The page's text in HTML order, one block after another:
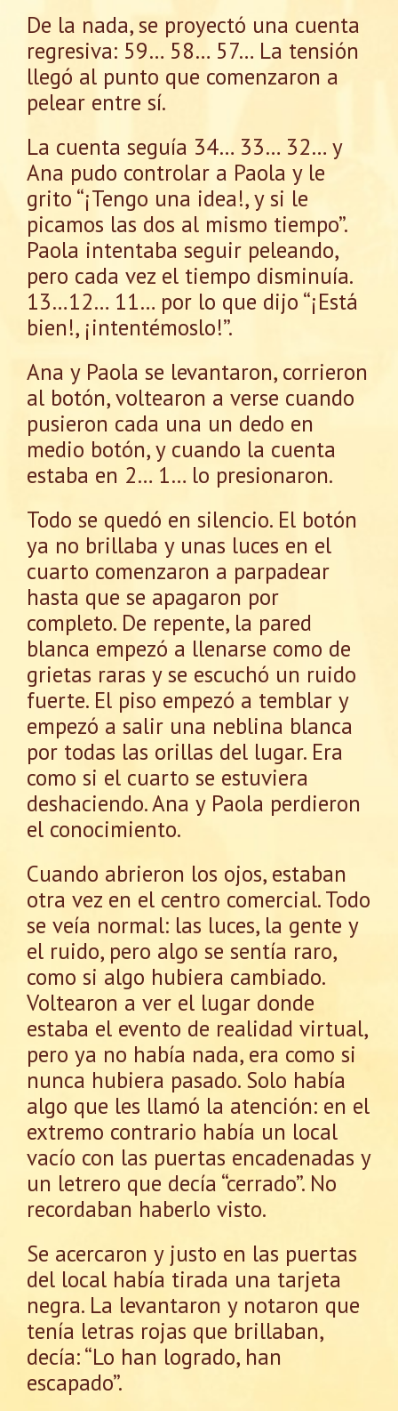
De la nada, se proyectó una cuenta
regresiva: 59… 58… 57… La tensión
llegó al punto que comenzaron a
pelear entre sí.
La cuenta seguía 34… 33… 32… y
Ana pudo controlar a Paola y le
grito “¡Tengo una idea!, y si le
picamos las dos al mismo tiempo”.
Paola intentaba seguir peleando,
pero cada vez el tiempo disminuía.
13…12… 11… por lo que dijo “¡Está
bien!, ¡intentémoslo!”.
Ana y Paola se levantaron, corrieron
al botón, voltearon a verse cuando
pusieron cada una un dedo en
medio botón, y cuando la cuenta
estaba en 2… 1… lo presionaron.
Todo se quedó en silencio. El botón
ya no brillaba y unas luces en el
cuarto comenzaron a parpadear
hasta que se apagaron por
completo. De repente, la pared
blanca empezó a llenarse como de
grietas raras y se escuchó un ruido
fuerte. El piso empezó a temblar y
empezó a salir una neblina blanca
por todas las orillas del lugar. Era
como si el cuarto se estuviera
deshaciendo. Ana y Paola perdieron
el conocimiento.
Cuando abrieron los ojos, estaban
otra vez en el centro comercial. Todo
se veía normal: las luces, la gente y
el ruido, pero algo se sentía raro,
como si algo hubiera cambiado.
Voltearon a ver el lugar donde
estaba el evento de realidad virtual,
pero ya no había nada, era como si
nunca hubiera pasado. Solo había
algo que les llamó la atención: en el
extremo contrario había un local
vacío con las puertas encadenadas y
un letrero que decía “cerrado”. No
recordaban haberlo visto.
Se acercaron y justo en las puertas
del local había tirada una tarjeta
negra. La levantaron y notaron que
tenía letras rojas que brillaban,
decía: “Lo han logrado, han
escapado”.